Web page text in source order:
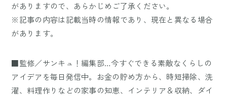
がありますので、あらかじめご了承ください。
※記事の内容は記載当時の情報であり、現在と異なる場合
があります。
■監修／サンキュ！編集部…今すぐできる素敵なくらしの
アイデアを毎日発信中。お金の貯め方から、時短掃除、洗
濯、料理作りなどの家事の知恵、インテリア＆収納、ダイ